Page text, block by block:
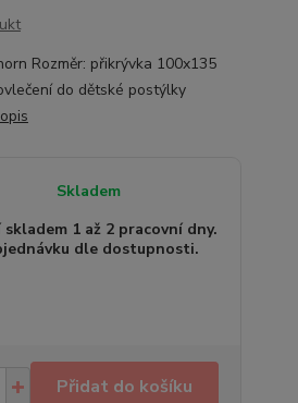
Rozměr: přikrývka 100x135
do dětské postýlky
Skladem
skladem 1 až 2 pracovní dny.
dle dostupnosti.
Přidat do košíku